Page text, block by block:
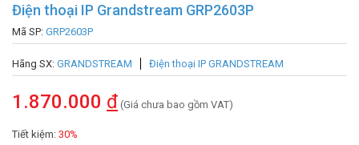
Điện thoại IP Grandstream GRP2603P
Mã SP: GRP2603P
Hãng SX: GRANDSTREAM Điện thoại IP GRANDSTREAM
1.870.000 đ (Giá chưa bao gồm VAT)
Tiết kiệm: 30%